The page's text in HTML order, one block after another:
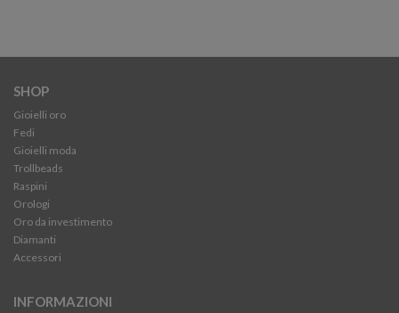
SHOP
Gioielli oro
Fedi
Gioielli moda
Trollbeads
Raspini
Orologi
Oro da investimento
Diamanti
Accessori
INFORMAZIONI